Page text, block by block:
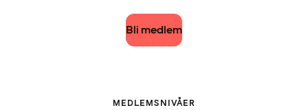
Bli medlem
MEDLEMSNIVÅER